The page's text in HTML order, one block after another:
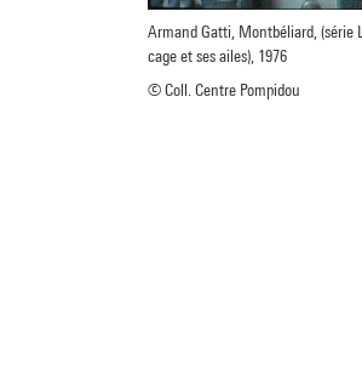
Armand Gatti, Montbéliard, (série
cage et ses ailes), 1976
© Coll. Centre Pompidou